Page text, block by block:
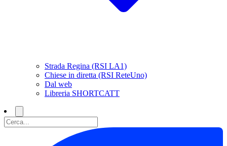
Strada Regina (RSI LA1)
Chiese in diretta (RSI ReteUno)
Dal web
Libreria SHORTCATT